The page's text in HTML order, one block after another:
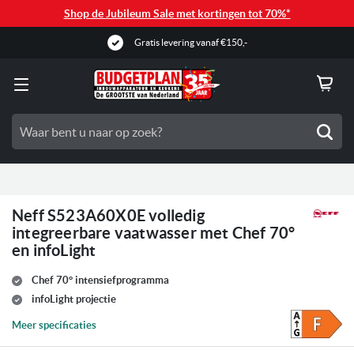
Shop de Jubileum Sale met kortingen tot 70%*
Gratis levering vanaf €150,-
Neff S523A60X0E volledig
integreerbare vaatwasser met Chef 70°
en infoLight
Chef 70° intensiefprogramma
infoLight projectie
Meer specificaties